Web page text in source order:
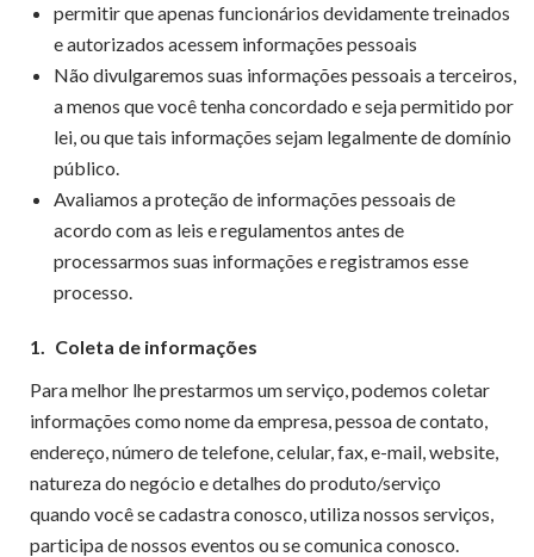
permitir que apenas funcionários devidamente treinados
e autorizados acessem informações pessoais
Não divulgaremos suas informações pessoais a terceiros,
a menos que você tenha concordado e seja permitido por
lei, ou que tais informações sejam legalmente de domínio
público.
Avaliamos a proteção de informações pessoais de
acordo com as leis e regulamentos antes de
processarmos suas informações e registramos esse
processo.
1. Coleta de informações
Para melhor lhe prestarmos um serviço, podemos coletar
informações como nome da empresa, pessoa de contato,
endereço, número de telefone, celular, fax, e-mail, website,
natureza do negócio e detalhes do produto/serviço
quando você se cadastra conosco, utiliza nossos serviços,
participa de nossos eventos ou se comunica conosco.